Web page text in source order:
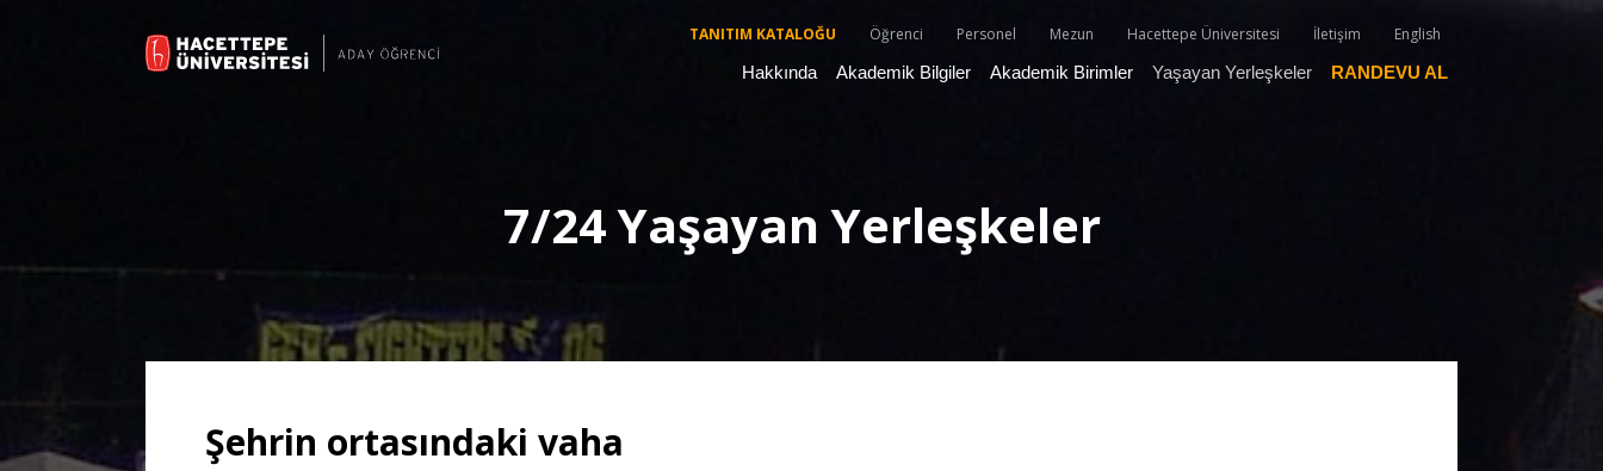
TANITIM KATALOĞU Öğrenci Personel Mezun Hacettepe Üniversitesi İletişim
English
Hakkında
Akademik Bilgiler Akademik Birimler Yaşayan Yerleşkeler RANDEVU AL
7/24 Yaşayan Yerleşkeler
Şehrin ortasındaki vaha